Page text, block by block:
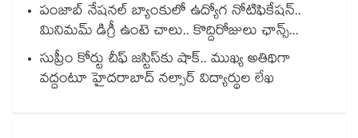
పంజాబ్ నేషనల్ బ్యాంకులో ఉద్యోగ నోటిఫికేషన్..
మినిమమ్ డిగ్రీ ఉంటె చాలు.. కొద్దిరోజులు ఛాన్స్...
సుప్రీం కోర్టు చీఫ్ జస్టిస్⁭కు షాక్.. ముఖ్య అతిథిగా
వద్దంటూ హైదరాబాద్ నల్సార్ విద్యార్థుల లేఖ